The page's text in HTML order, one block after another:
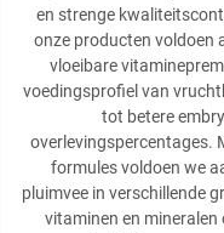
en strenge
onze producten voldoen
vloeibare
voedingsprofiel van
tot betere
overlevingspercentages.
formules voldoen we
pluimvee in verschillende
vitaminen en